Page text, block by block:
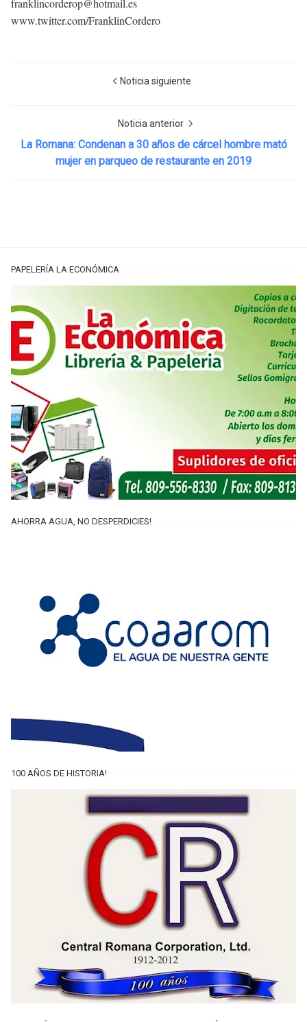
franklincorderop@hotmail.es
www.twitter.com/FranklinCordero
Noticia siguiente
Noticia anterior
La Romana: Condenan a 30 años de cárcel hombre mató
mujer en parqueo de restaurante en 2019
PAPELERÍA LA ECONÓMICA
AHORRA AGUA, NO DESPERDICIES!
100 AÑOS DE HISTORIA!